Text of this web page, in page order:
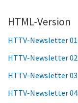
HTML-Version
HTTV-Newsletter
HTTV-Newsletter
HTTV-Newsletter
HTTV-Newsletter